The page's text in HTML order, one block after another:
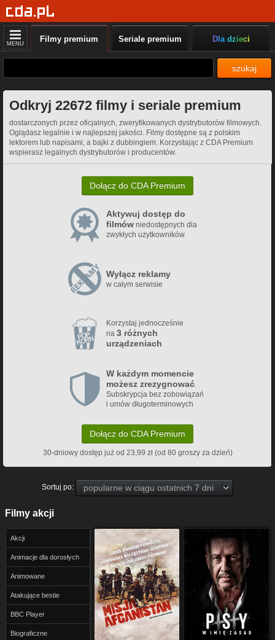
MENU Filmy premium Seriale premium Dla dzieci
szukaj
Odkryj 22672 filmy i seriale premium
dostarczonych przez oficjalnych, zweryfikowanych dystrybutorów filmowych.
Oglądasz legalnie i w najlepszej jakości. Filmy dostępne są z polskim
lektorem lub napisami, a bajki z dubbingiem. Korzystając z CDA Premium
wspierasz legalnych dystrybutorów i producentów.
Dołącz do CDA Premium
Aktywuj dostęp do
filmówniedostępnych dla
zwykłych użytkowników
Wyłącz reklamy
w całym serwisie
Korzystaj jednocześnie
na 3 różnych
urządzeniach
W każdym momencie
możesz zrezygnować.
Subskrypcja bez zobowiązań
i umów długoterminowych
Dołącz do CDA Premium
30-dniowy dostęp już od 23,99 zł (od 80 groszy za dzień)
Sortuj po:
Filmy akcji
Akcji
Animacje dla dorosłych
Animowane
Atakujące bestie
BBC Player
Biograficzne